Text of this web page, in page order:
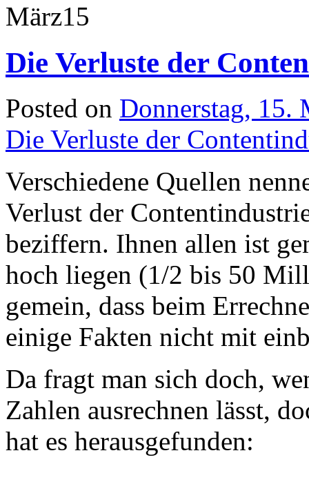
März15
Die Verluste der
Posted on Donnerstag, 15.
Die Verluste der
Verschiedene Quellen
Verlust der
beziffern. Ihnen allen ist
hoch liegen (1/2 bis 50
gemein, dass beim
einige Fakten nicht mit
Da fragt man sich doch,
Zahlen ausrechnen lässt,
hat es herausgefunden: